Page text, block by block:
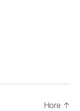
Hore ↑